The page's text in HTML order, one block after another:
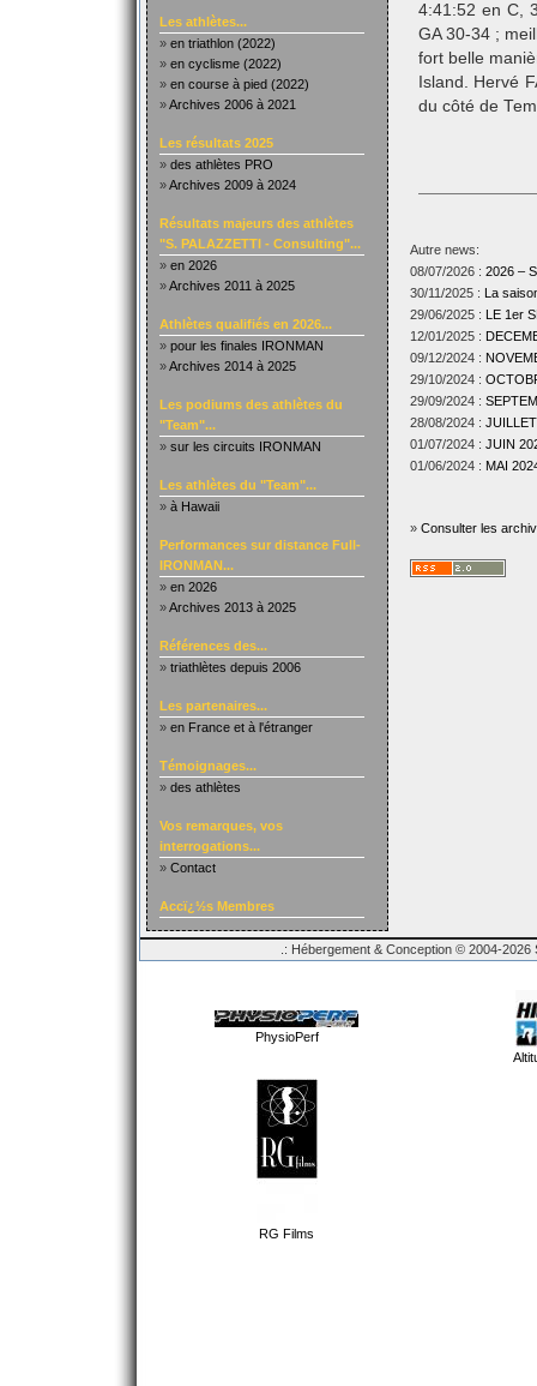
Les athlètes...
» en triathlon (2022)
» en cyclisme (2022)
» en course à pied (2022)
»Archives 2006 à 2021
Les résultats 2025
» des athlètes PRO
»Archives 2009 à 2024
Résultats majeurs des athlètes
"S. PALAZZETTI - Consulting"...
» en 2026
»Archives 2011 à 2025
Athlètes qualifiés en 2026...
» pour les finales IRONMAN
»Archives 2014 à 2025
Les podiums des athlètes du
"Team"...
» sur les circuits IRONMAN
Les athlètes du "Team"...
» à Hawaii
Performances sur distance Full-
IRONMAN...
» en 2026
»Archives 2013 à 2025
Références des...
» triathlètes depuis 2006
Les partenaires...
» en France et à l'étranger
Témoignages...
» des athlètes
Vos remarques, vos
interrogations...
» Contact
Accï¿½s Membres
4:41:52 en C,
GA 30-34 ;
fort belle
Island. Hervé
du côté de
Autre news:
08/07/2026 : 2026 –
30/11/2025 : La
29/06/2025 : LE 1er
12/01/2025 :
09/12/2024 :
29/10/2024 :
29/09/2024 :
28/08/2024 :
01/07/2024 : JUIN
01/06/2024 : MAI
» Consulter les
.: Hébergement & Conception © 2004-
PhysioPerf
RG Films